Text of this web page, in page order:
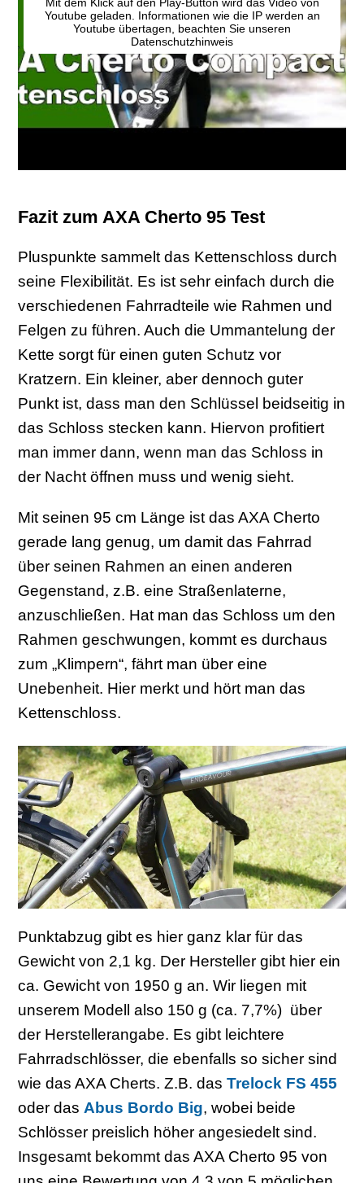
Fazit zum AXA Cherto 95 Test
Pluspunkte sammelt das Kettenschloss durch
seine Flexibilität. Es ist sehr einfach durch die
verschiedenen Fahrradteile wie Rahmen und
Felgen zu führen. Auch die Ummantelung der
Kette sorgt für einen guten Schutz vor
Kratzern. Ein kleiner, aber dennoch guter
Punkt ist, dass man den Schlüssel beidseitig in
das Schloss stecken kann. Hiervon profitiert
man immer dann, wenn man das Schloss in
der Nacht öffnen muss und wenig sieht.
Mit seinen 95 cm Länge ist das AXA Cherto
gerade lang genug, um damit das Fahrrad
über seinen Rahmen an einen anderen
Gegenstand, z.B. eine Straßenlaterne,
anzuschließen. Hat man das Schloss um den
Rahmen geschwungen, kommt es durchaus
zum „Klimpern“, fährt man über eine
Unebenheit. Hier merkt und hört man das
Kettenschloss.
Punktabzug gibt es hier ganz klar für das
Gewicht von 2,1 kg. Der Hersteller gibt hier ein
ca. Gewicht von 1950 g an. Wir liegen mit
unserem Modell also 150 g (ca. 7,7%) über
der Herstellerangabe. Es gibt leichtere
Fahrradschlösser, die ebenfalls so sicher sind
wie das AXA Cherts. Z.B. das Trelock FS 455
oder das Abus Bordo Big, wobei beide
Schlösser preislich höher angesiedelt sind.
Insgesamt bekommt das AXA Cherto 95 von